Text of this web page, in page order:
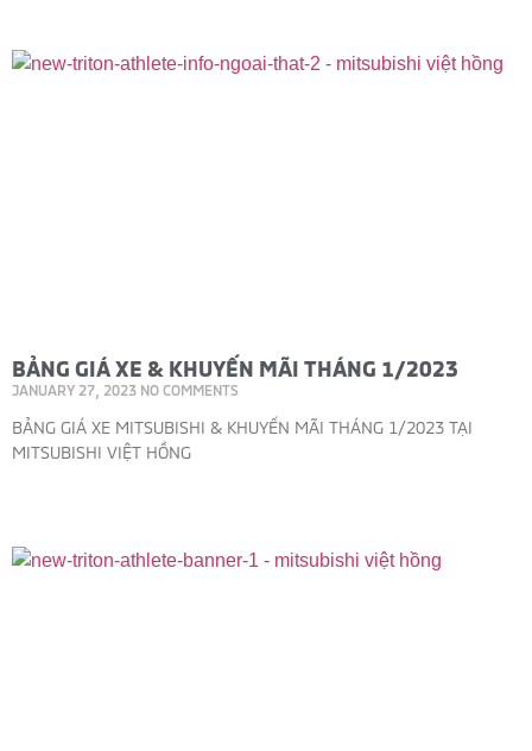
BẢNG GIÁ XE & KHUYẾN MÃI THÁNG 1/2023
JANUARY 27, 2023 NO COMMENTS
BẢNG GIÁ XE MITSUBISHI & KHUYẾN MÃI THÁNG 1/2023 TẠI
MITSUBISHI VIỆT HỒNG